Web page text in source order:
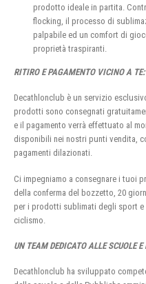
prodotto ideale in partita.
flocking, il processo di
palpabile ed un comfort di
proprietà traspiranti.
RITIRO E PAGAMENTO VICINO A TE:
Decathlonclub è un servizio
prodotti sono consegnati
e il pagamento verrà effettuato al
disponibili nei nostri punti vendita,
pagamenti dilazionati.
Ci impegniamo a consegnare i tuoi
della conferma del bozzetto, 20
per i prodotti sublimati degli sport
ciclismo.
UN TEAM DEDICATO ALLE SCUOLE E
Decathlonclub ha sviluppato